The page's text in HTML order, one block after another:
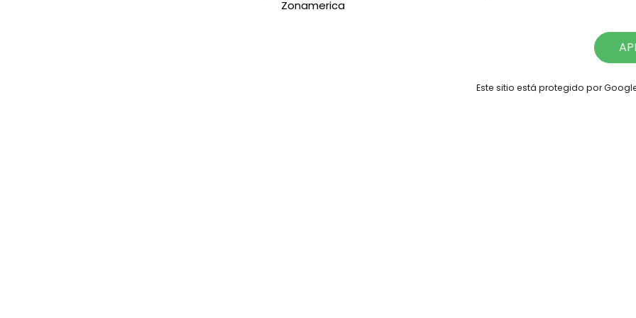
Zonamerica
Este sitio está protegido por Google